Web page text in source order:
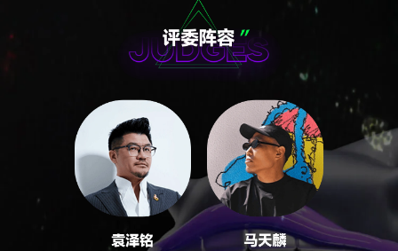
愤怒是一种真实，脆弱也是一种真实。
00后嘻哈的神学核心是—允许不强大，
接纳情绪、承认脆弱、重视亲密关系。
而是在讲自己的体验。
新一代嘻哈不再只是愤怒的宣言，它更像情绪的
日记本。他们不一定要推翻世界，但一定要讲清
楚自己。
嘻哈精神从对抗现实，走向理解内心。